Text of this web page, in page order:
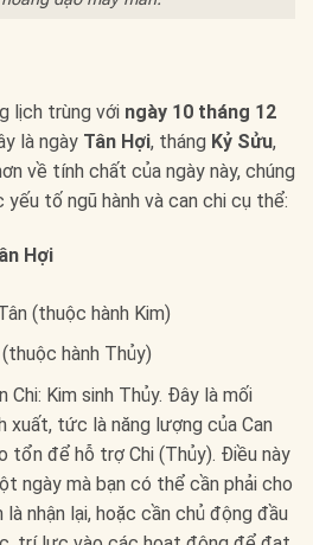
lịch trùng với ngày 10 tháng 12
là ngày Tân Hợi, tháng Kỷ Sửu,
về tính chất của ngày này, chúng
tố ngũ hành và can chi cụ thể:
Hợi
(thuộc hành Kim)
hành Thủy)
Chi: Kim sinh Thủy. Đây là mối
xuất, tức là năng lượng của Can
tổn để hỗ trợ Chi (Thủy). Điều này
ngày mà bạn có thể cần phải cho
là nhận lại, hoặc cần chủ động đầu